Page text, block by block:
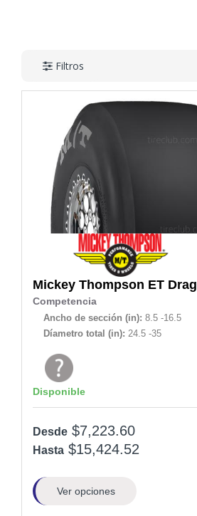
Filtros
Mickey Thompson ET Drag
Competencia
Ancho de sección (in): 8.5 -16.5
Díametro total (in): 24.5 -35
Disponible
Desde $7,223.60
Hasta $15,424.52
Ver opciones